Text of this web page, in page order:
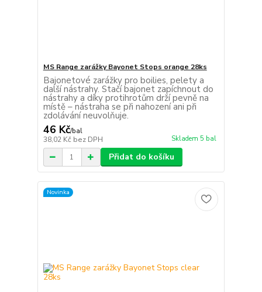
MS Range zarážky Bayonet Stops orange 28ks
Bajonetové zarážky pro boilies, pelety a
další nástrahy. Stačí bajonet zapíchnout do
nástrahy a díky protihrotům drží pevně na
místě – nástraha se při nahození ani při
zdolávání neuvolňuje.
46 Kč/bal
38,02 Kč bez DPH Skladem 5 bal
Přidat do košíku
Novinka